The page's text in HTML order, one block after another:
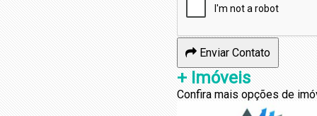
Enviar Contato
+ Imóveis
Confira mais opções de